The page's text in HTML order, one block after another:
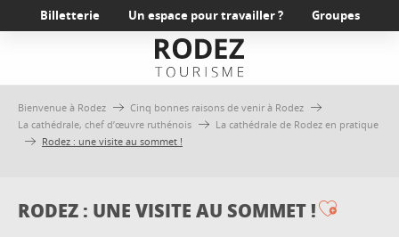
au
principal
Billetterie Un espace pour travailler ? Groupes
Bienvenue à Rodez
Cinq bonnes raisons de venir à Rodez
La cathédrale, chef d’œuvre ruthénois
La cathédrale de Rodez en pratique
Rodez : une visite au sommet !
RODEZ : UNE VISITE AU SOMMET !